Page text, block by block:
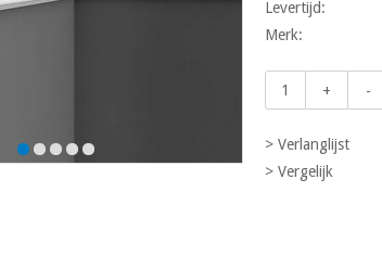
Levertijd:
Merk:
+ -
> Verlanglijst
> Vergelijk